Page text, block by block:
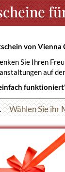
von Vienna
Sie Ihren
auf
Wählen Sie ihr